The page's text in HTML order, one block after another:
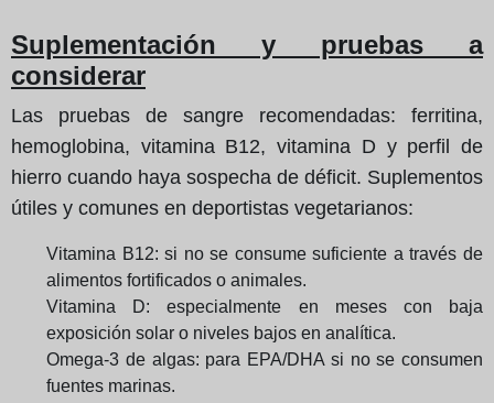
Suplementación y pruebas a
considerar
Las pruebas de sangre recomendadas: ferritina,
hemoglobina, vitamina B12, vitamina D y perfil de
hierro cuando haya sospecha de déficit. Suplementos
útiles y comunes en deportistas vegetarianos:
Vitamina B12: si no se consume suficiente a través de
alimentos fortificados o animales.
Vitamina D: especialmente en meses con baja
exposición solar o niveles bajos en analítica.
Omega-3 de algas: para EPA/DHA si no se consumen
fuentes marinas.